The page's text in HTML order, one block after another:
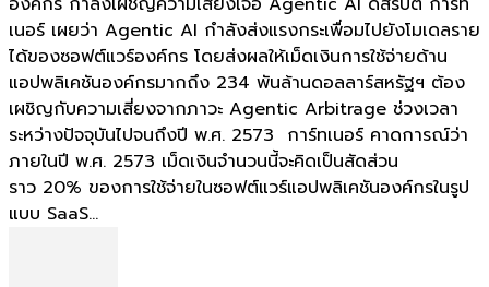
เนอร์ เผยว่า Agentic AI กำลังส่งแรงกระเพื่อมไปยังโมเดลราย
ได้ของซอฟต์แวร์องค์กร โดยส่งผลให้เม็ดเงินการใช้จ่ายด้าน
แอปพลิเคชันองค์กรมากถึง 234 พันล้านดอลลาร์สหรัฐฯ ต้อง
เผชิญกับความเสี่ยงจากภาวะ Agentic Arbitrage ช่วงเวลา
ระหว่างปัจจุบันไปจนถึงปี พ.ศ. 2573 การ์ทเนอร์ คาดการณ์ว่า
ภายในปี พ.ศ. 2573 เม็ดเงินจำนวนนี้จะคิดเป็นสัดส่วน
ราว 20% ของการใช้จ่ายในซอฟต์แวร์แอปพลิเคชันองค์กรในรูป
แบบ SaaS...